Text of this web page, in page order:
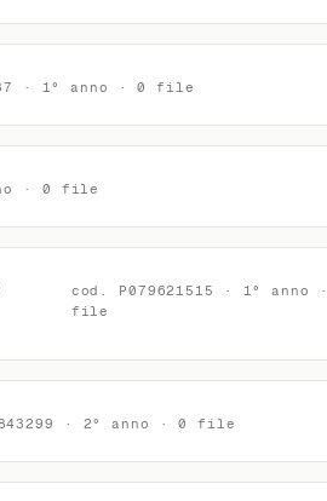
· 1° anno · 0 file
· 0 file
cod. P079621515 · 1° anno
file
· 2° anno · 0 file